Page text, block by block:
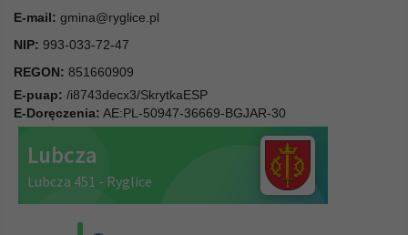
E-mail: gmina@ryglice.pl
NIP: 993-033-72-47
REGON: 851660909
E-puap: /i8743decx3/SkrytkaESP
E-Doręczenia: AE:PL-50947-36669-BGJAR-30